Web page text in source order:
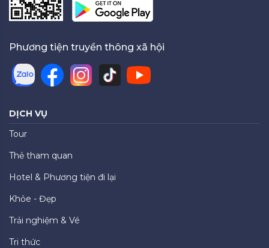
Phương tiện truyền thông xã hội
DỊCH VỤ
Tour
Thẻ tham quan
Hotel & Phương tiện đi lại
Khỏe - Đẹp
Trải nghiệm & Vé
Tri thức